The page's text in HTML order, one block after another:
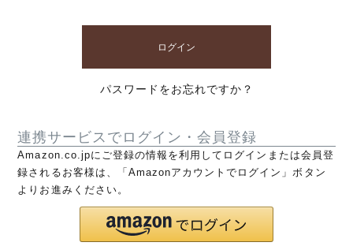
ログイン
パスワードをお忘れですか？
連携サービスでログイン・会員登録
Amazon.co.jpにご登録の情報を利用してログインまたは会員登
録されるお客様は、「Amazonアカウントでログイン」ボタン
よりお進みください。